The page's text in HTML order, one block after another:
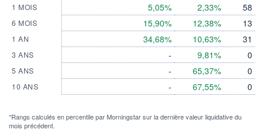
1 MOIS
6 MOIS
1 AN
3 ANS
5 ANS
10 ANS
5,05%
15,90%
34,68%
-
-
-
2,33%
12,38%
10,63%
9,81%
65,37%
67,55%
58
13
31
0
0
0
*Rangs calculés en percentile par Morningstar sur la dernière valeur liquidative du
mois précédent.